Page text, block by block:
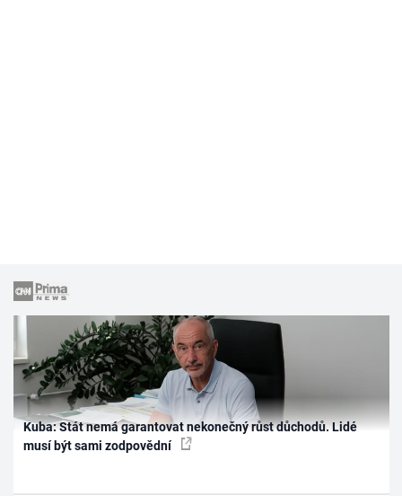
Kuba: Stát nemá garantovat nekonečný růst důchodů. Lidé
musí být sami zodpovědní